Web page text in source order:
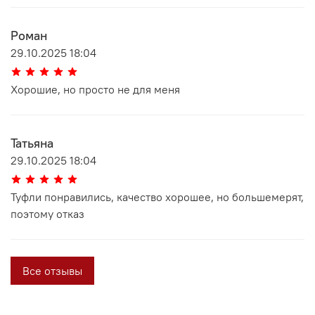
Роман
29.10.2025 18:04
Хорошие, но просто не для меня
Татьяна
29.10.2025 18:04
Туфли понравились, качество хорошее, но большемерят,
поэтому отказ
Все отзывы